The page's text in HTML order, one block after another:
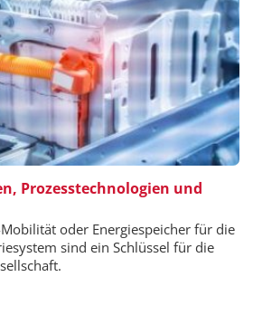
Prozesstechnologien und
oder Energiespeicher für die
sind ein Schlüssel für die